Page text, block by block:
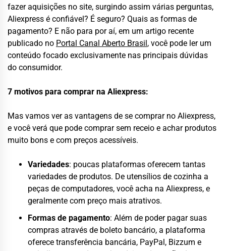
fazer aquisições no site, surgindo assim várias perguntas,
Aliexpress é confiável? É seguro? Quais as formas de
pagamento? E não para por aí, em um artigo recente
publicado no Portal Canal Aberto Brasil, você pode ler um
conteúdo focado exclusivamente nas principais dúvidas
do consumidor.
7 motivos para comprar na Aliexpress:
Mas vamos ver as vantagens de se comprar no Aliexpress,
e você verá que pode comprar sem receio e achar produtos
muito bons e com preços acessíveis.
Variedades: poucas plataformas oferecem tantas
variedades de produtos. De utensílios de cozinha a
peças de computadores, você acha na Aliexpress, e
geralmente com preço mais atrativos.
Formas de pagamento: Além de poder pagar suas
compras através de boleto bancário, a plataforma
oferece transferência bancária, PayPal, Bizzum e